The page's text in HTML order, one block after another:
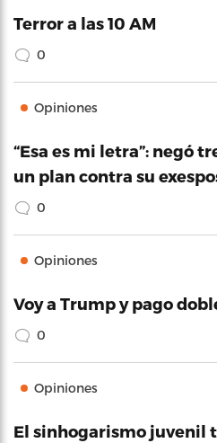
Terror a las 10 AM
0
Opiniones
“Esa es mi letra”: negó
un plan contra su
0
Opiniones
Voy a Trump y pago
0
Opiniones
El sinhogarismo juvenil